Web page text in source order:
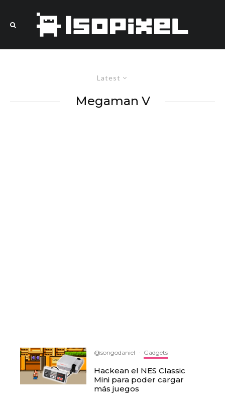
Latest
Megaman V
@songodaniel · Gadgets
Hackean el NES Classic
Mini para poder cargar
más juegos